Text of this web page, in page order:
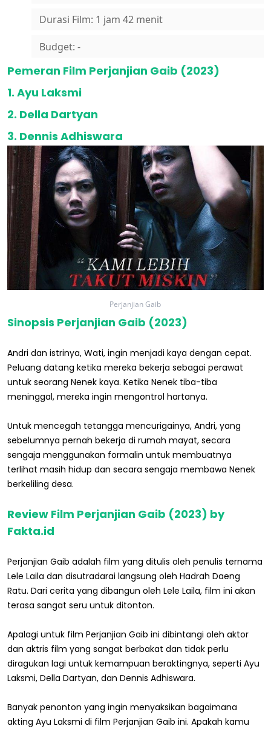
Durasi Film: 1 jam 42 menit
Budget: -
Pemeran Film Perjanjian Gaib (2023)
1. Ayu Laksmi
2. Della Dartyan
3. Dennis Adhiswara
Perjanjian Gaib
Sinopsis Perjanjian Gaib (2023)
Andri dan istrinya, Wati, ingin menjadi kaya dengan cepat.
Peluang datang ketika mereka bekerja sebagai perawat
untuk seorang Nenek kaya. Ketika Nenek tiba-tiba
meninggal, mereka ingin mengontrol hartanya.
Untuk mencegah tetangga mencurigainya, Andri, yang
sebelumnya pernah bekerja di rumah mayat, secara
sengaja menggunakan formalin untuk membuatnya
terlihat masih hidup dan secara sengaja membawa Nenek
berkeliling desa.
Review Film Perjanjian Gaib (2023) by
Fakta.id
Perjanjian Gaib adalah film yang ditulis oleh penulis ternama
Lele Laila dan disutradarai langsung oleh Hadrah Daeng
Ratu. Dari cerita yang dibangun oleh Lele Laila, film ini akan
terasa sangat seru untuk ditonton.
Apalagi untuk film Perjanjian Gaib ini dibintangi oleh aktor
dan aktris film yang sangat berbakat dan tidak perlu
diragukan lagi untuk kemampuan beraktingnya, seperti Ayu
Laksmi, Della Dartyan, dan Dennis Adhiswara.
Banyak penonton yang ingin menyaksikan bagaimana
akting Ayu Laksmi di film Perjanjian Gaib ini. Apakah kamu